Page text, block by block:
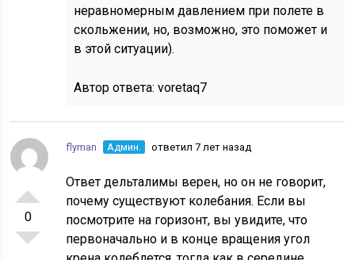
неравномерным давлением при полете в
скольжении, но, возможно, это поможет и
в этой ситуации).
Автор ответа:voretaq7
0
flyman Админ. ответил 7 лет назад
Ответ дельталимы верен, но он не говорит,
почему существуют колебания. Если вы
посмотрите на горизонт, вы увидите, что
первоначально и в конце вращения угол